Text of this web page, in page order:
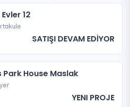
12
SATIŞI DEVAM EDİYOR
Park House Maslak
YENI PROJE